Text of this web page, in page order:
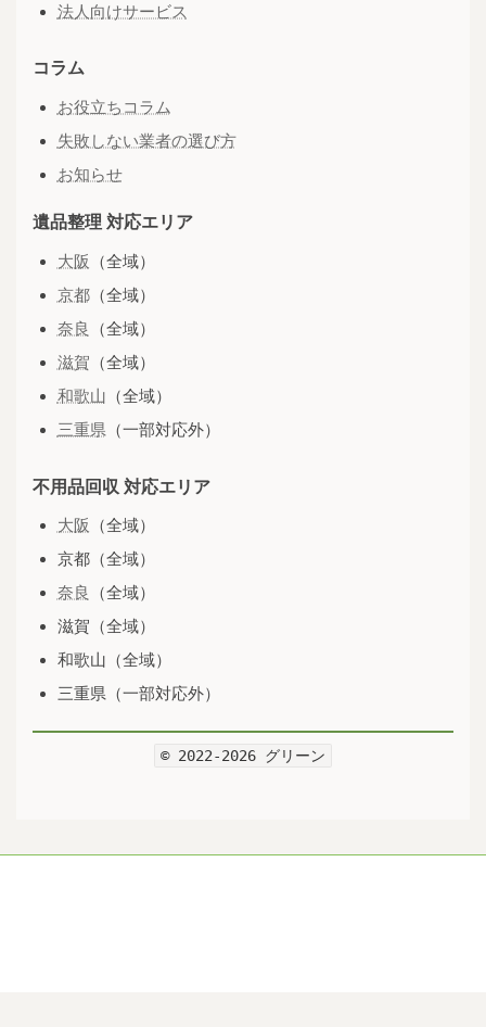
法人向けサービス
コラム
お役立ちコラム
失敗しない業者の選び方
お知らせ
遺品整理 対応エリア
大阪 （全域）
京都（全域）
奈良 （全域）
滋賀 （全域）
和歌山 （全域）
三重県 （一部対応外）
不用品回収 対応エリア
大阪 （全域）
京都（全域）
奈良 （全域）
滋賀（全域）
和歌山（全域）
三重県（一部対応外）
© 2022-2026 グリーン